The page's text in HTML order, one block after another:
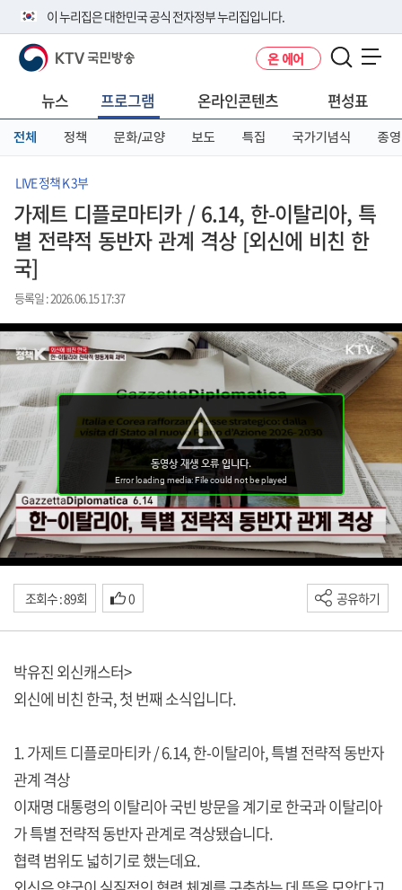
이 누리집은 대한민국 공식 전자정부 누리집입니다.
공식 누리집 주소 확인하기
니다.
이밖에 or.kr 또는 .kr등 다른 도메인 주소를 사용하고 있다면 아래 URL에
서 도메인 주소를 확인해 보세요
KTV 국민방송 온 에어
뉴스 프로그램 온라인콘텐츠 편성표
전체 정책 문화/교양 보도 특집 국가기념식 종영
LIVE 정책 K 3부
가제트 디플로마티카 / 6.14, 한-이탈리아, 특
별 전략적 동반자 관계 격상 [외신에 비친 한
국]
등록일 : 2026.06.15 17:37
조회수 : 89회 0 공유하기
박유진 외신캐스터>
외신에 비친 한국, 첫 번째 소식입니다.
1. 가제트 디플로마티카 / 6.14, 한-이탈리아, 특별 전략적 동반자
관계 격상
이재명 대통령의 이탈리아 국빈 방문을 계기로 한국과 이탈리아
가 특별 전략적 동반자 관계로 격상됐습니다.
협력 범위도 넓히기로 했는데요.